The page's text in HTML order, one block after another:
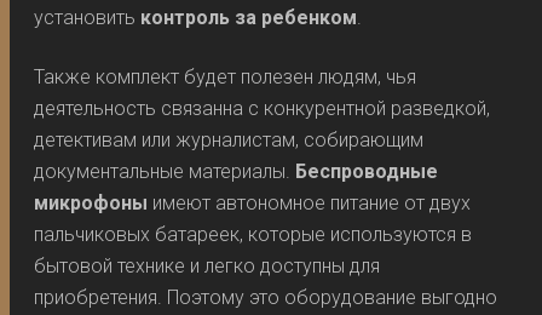
установить контроль за ребенком.
Также комплект будет полезен людям, чья
деятельность связанна с конкурентной разведкой,
детективам или журналистам, собирающим
документальные материалы. Беспроводные
микрофоны имеют автономное питание от двух
пальчиковых батареек, которые используются в
бытовой технике и легко доступны для
приобретения. Поэтому это оборудование выгодно